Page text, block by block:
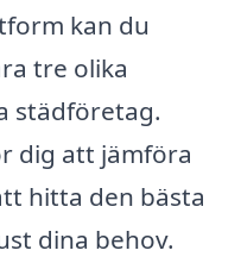
kan du
tre olika
städföretag.
dig att jämföra
hitta den bästa
dina behov.